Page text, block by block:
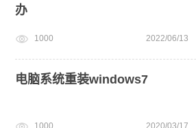
办
1000 2022/06/13
电脑系统重装windows7
1000 2020/03/17